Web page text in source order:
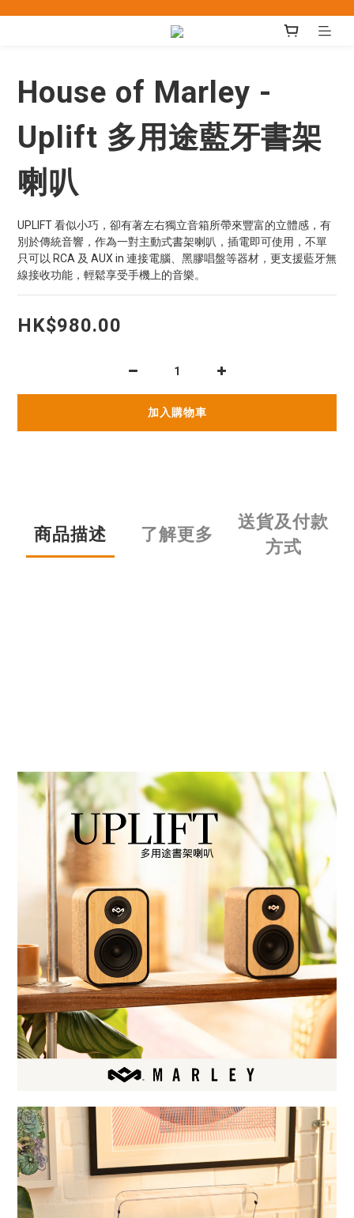
House of Marley -
Uplift 多用途藍牙書架
喇叭
UPLIFT 看似小巧，卻有著左右獨立音箱所帶來豐富的立體感，有
別於傳統音響，作為一對主動式書架喇叭，插電即可使用，不單
只可以 RCA 及 AUX in 連接電腦、黑膠唱盤等器材，更支援藍牙無
線接收功能，輕鬆享受手機上的音樂。
HK$980.00
加入購物車
商品描述 了解更多
送貨及付款
方式